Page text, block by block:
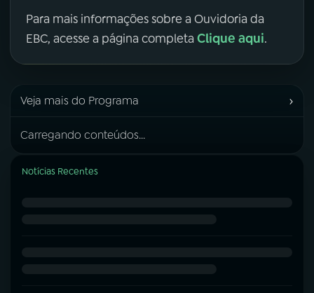
Para mais informações sobre a Ouvidoria da
EBC, acesse a página completa Clique aqui.
Veja mais do Programa ›
Carregando conteúdos...
Notícias Recentes